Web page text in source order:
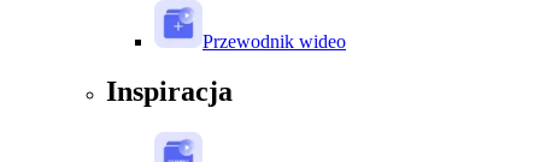
Przewodnik wideo
Inspiracja